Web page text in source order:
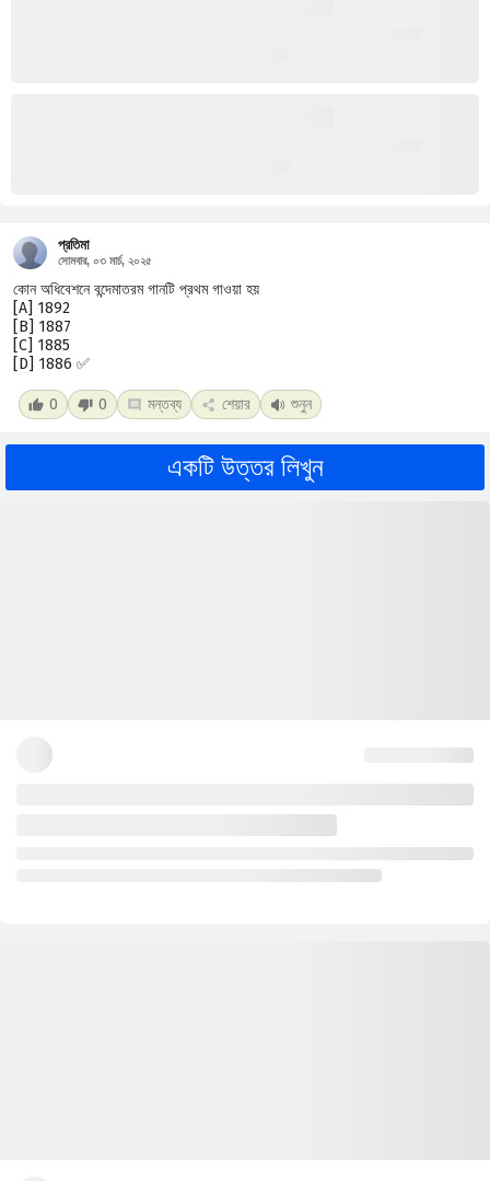
প্রতিমা
সোমবার, ০৩ মার্চ, ২০২৫
কোন অধিবেশনে বন্দেমাতরম গানটি প্রথম গাওয়া হয়
[A] 1892
[B] 1887
[C] 1885
[D] 1886 ✅
0 0 মন্তব্য শেয়ার শুনুন
একটি উত্তর লিখুন